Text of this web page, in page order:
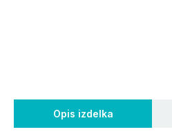
Opis izdelka